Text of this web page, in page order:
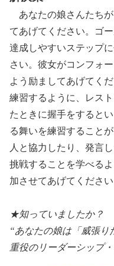
あなたの娘さんたち
てあげてください。ゴ
達成しやすいステップ
さい。彼女がコンフォ
よう励ましてあげてく
練習するように、レス
たときに握手をすると
る舞いを練習すること
人と協力したり、発言
挑戦することを学べる
加させてあげてください
★知っていましたか？
“あなたの娘は「威張り
重役のリーダーシップ